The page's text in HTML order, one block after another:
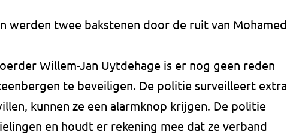
werden twee bakstenen door de ruit van Mohamed
Willem-Jan Uytdehage is er nog geen reden
te beveiligen. De politie surveilleert extra
kunnen ze een alarmknop krijgen. De politie
en houdt er rekening mee dat ze verband